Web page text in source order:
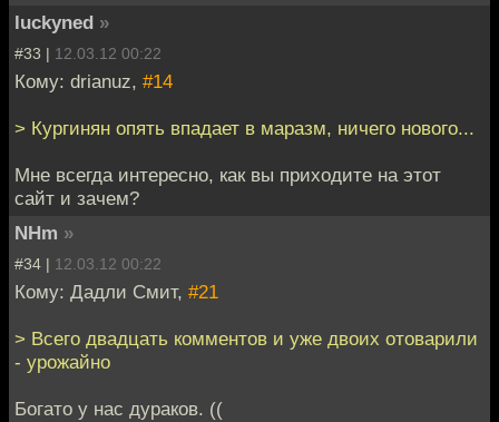
luckyned »
#33 | 12.03.12 00:22
Кому: drianuz, #14
> Кургинян опять впадает в маразм, ничего нового...
Мне всегда интересно, как вы приходите на этот
сайт и зачем?
NHm »
#34 | 12.03.12 00:22
Кому: Дадли Смит, #21
> Всего двадцать комментов и уже двоих отоварили
- урожайно
Богато у нас дураков. ((